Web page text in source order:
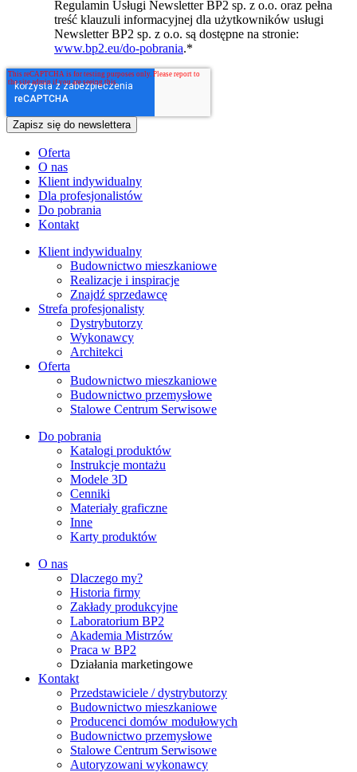
Regulamin Usługi Newsletter BP2 sp. z o.o. oraz pełna
treść klauzuli informacyjnej dla użytkowników usługi
Newsletter BP2 sp. z o.o. są dostępne na stronie:
www.bp2.eu/do-pobrania.*
Oferta
O nas
Klient indywidualny
Dla profesjonalistów
Do pobrania
Kontakt
Klient indywidualny
Budownictwo mieszkaniowe
Realizacje i inspiracje
Znajdź sprzedawcę
Strefa profesjonalisty
Dystrybutorzy
Wykonawcy
Architekci
Oferta
Budownictwo mieszkaniowe
Budownictwo przemysłowe
Stalowe Centrum Serwisowe
Do pobrania
Katalogi produktów
Instrukcje montażu
Modele 3D
Cenniki
Materiały graficzne
Inne
Karty produktów
O nas
Dlaczego my?
Historia firmy
Zakłady produkcyjne
Laboratorium BP2
Akademia Mistrzów
Praca w BP2
Działania marketingowe
Kontakt
Przedstawiciele / dystrybutorzy
Budownictwo mieszkaniowe
Producenci domów modułowych
Budownictwo przemysłowe
Stalowe Centrum Serwisowe
Autoryzowani wykonawcy